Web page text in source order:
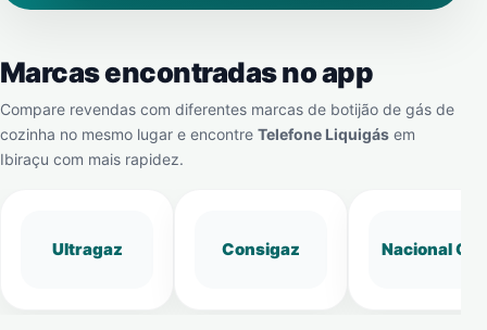
Marcas encontradas no app
Compare revendas com diferentes marcas de botijão de gás de
cozinha no mesmo lugar e encontre Telefone Liquigás em
Ibiraçu com mais rapidez.
Ultragaz Consigaz Nacional Gás